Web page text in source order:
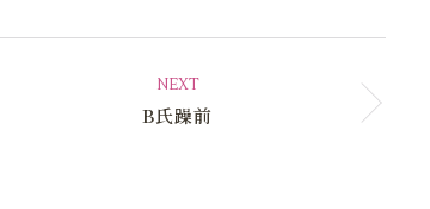
NEXT
B氏躁前